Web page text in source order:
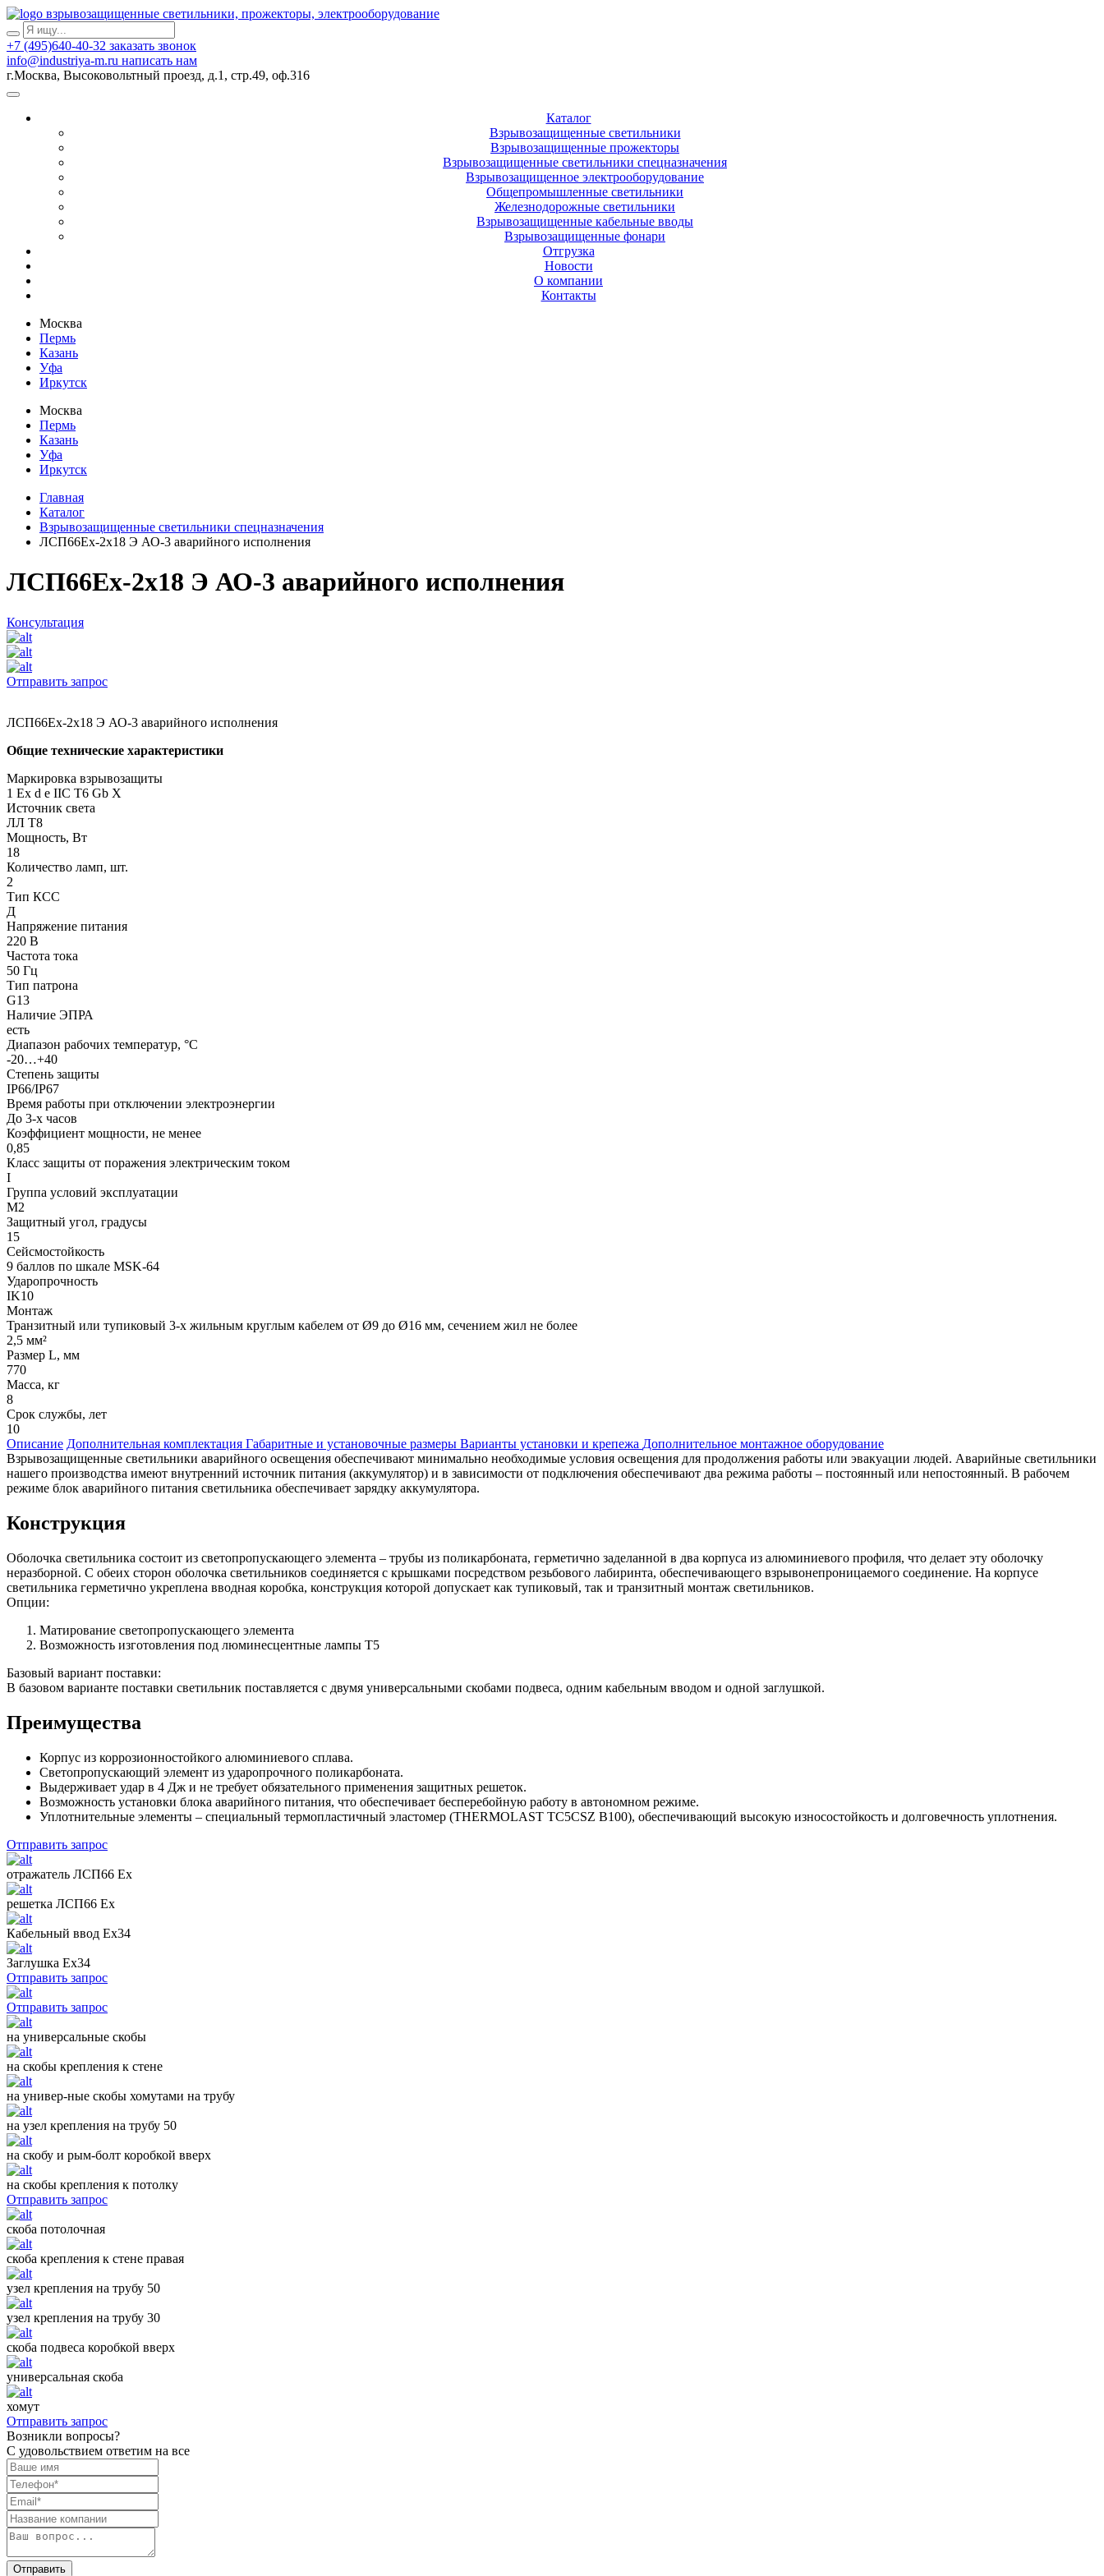
взрывозащищенные светильники, прожекторы, электрооборудование
+7 (495)640-40-32 заказать звонок
info@industriya-m.ru написать нам
г.Москва, Высоковольтный проезд, д.1, стр.49, оф.316
Каталог
Взрывозащищенные светильники
Взрывозащищенные прожекторы
Взрывозащищенные светильники спецназначения
Взрывозащищенное электрооборудование
Общепромышленные светильники
Железнодорожные светильники
Взрывозащищенные кабельные вводы
Взрывозащищенные фонари
Отгрузка
Новости
О компании
Контакты
Москва
Пермь
Казань
Уфа
Иркутск
Москва
Пермь
Казань
Уфа
Иркутск
Главная
Каталог
Взрывозащищенные светильники спецназначения
ЛСП66Ех-2х18 Э АО-3 аварийного исполнения
ЛСП66Ех-2х18 Э АО-3 аварийного исполнения
Консультация
Отправить запрос
ЛСП66Ех-2х18 Э АО-3 аварийного исполнения
Общие технические характеристики
Маркировка взрывозащиты
1 Ех d e IIC T6 Gb X
Источник света
ЛЛ Т8
Мощность, Вт
18
Количество ламп, шт.
2
Тип КСС
Д
Напряжение питания
220 В
Частота тока
50 Гц
Тип патрона
G13
Наличие ЭПРА
есть
Диапазон рабочих температур, °С
-20…+40
Степень защиты
IP66/IP67
Время работы при отключении электроэнергии
До 3-х часов
Коэффициент мощности, не менее
0,85
Класс защиты от поражения электрическим током
I
Группа условий эксплуатации
М2
Защитный угол, градусы
15
Сейсмостойкость
9 баллов по шкале МSK-64
Ударопрочность
IK10
Монтаж
Транзитный или тупиковый 3-х жильным круглым кабелем от Ø9 до Ø16 мм, сечением жил не более
2,5 мм²
Размер L, мм
770
Масса, кг
8
Срок службы, лет
10
Описание Дополнительная комплектация Габаритные и установочные размеры Варианты установки и крепежа Дополнительное монтажное оборудование
Взрывозащищенные светильники аварийного освещения обеспечивают минимально необходимые условия освещения для продолжения работы или эвакуации людей. Аварийные светильники
нашего производства имеют внутренний источник питания (аккумулятор) и в зависимости от подключения обеспечивают два режима работы – постоянный или непостоянный. В рабочем
режиме блок аварийного питания светильника обеспечивает зарядку аккумулятора.
Конструкция
Оболочка светильника состоит из светопропускающего элемента – трубы из поликарбоната, герметично заделанной в два корпуса из алюминиевого профиля, что делает эту оболочку
неразборной. С обеих сторон оболочка светильников соединяется с крышками посредством резьбового лабиринта, обеспечивающего взрывонепроницаемого соединение. На корпусе
светильника герметично укреплена вводная коробка, конструкция которой допускает как тупиковый, так и транзитный монтаж светильников.
Опции:
Матирование светопропускающего элемента
Возможность изготовления под люминесцентные лампы Т5
Базовый вариант поставки:
В базовом варианте поставки светильник поставляется с двумя универсальными скобами подвеса, одним кабельным вводом и одной заглушкой.
Преимущества
Корпус из коррозионностойкого алюминиевого сплава.
Светопропускающий элемент из ударопрочного поликарбоната.
Выдерживает удар в 4 Дж и не требует обязательного применения защитных решеток.
Возможность установки блока аварийного питания, что обеспечивает бесперебойную работу в автономном режиме.
Уплотнительные элементы – специальный термопластичный эластомер (THERMOLAST TC5CSZ B100), обеспечивающий высокую износостойкость и долговечность уплотнения.
Отправить запрос
отражатель ЛСП66 Ех
решетка ЛСП66 Ех
Кабельный ввод Ех34
Заглушка Ех34
Отправить запрос
Отправить запрос
на универсальные скобы
на скобы крепления к стене
на универ-ные скобы хомутами на трубу
на узел крепления на трубу 50
на скобу и рым-болт коробкой вверх
на скобы крепления к потолку
Отправить запрос
скоба потолочная
скоба крепления к стене правая
узел крепления на трубу 50
узел крепления на трубу 30
скоба подвеса коробкой вверх
универсальная скоба
хомут
Отправить запрос
Возникли вопросы?
С удовольствием ответим на все
Отправить